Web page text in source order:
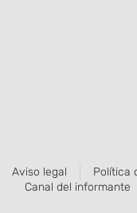
Aviso legal Política
Canal del informante